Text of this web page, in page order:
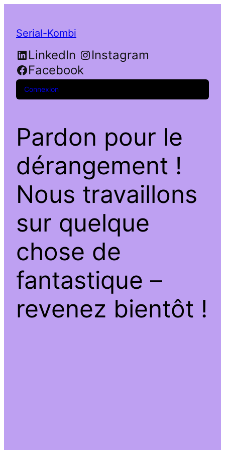
Serial-Kombi
LinkedIn
Instagram
Facebook
Connexion
Pardon pour le
dérangement !
Nous travaillons
sur quelque
chose de
fantastique –
revenez bientôt !